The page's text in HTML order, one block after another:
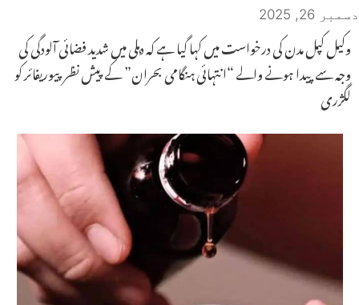
دسمبر 26, 2025
وکیل کپل مدن کی درخواست میں کہا گیا ہے کہ دہلی میں شدید فضائی آلودگی کی
وجہ سے پیدا ہونے والے “انتہائی ہنگامی بحران” کے پیش نظر پیوریفائر کو
لگژری